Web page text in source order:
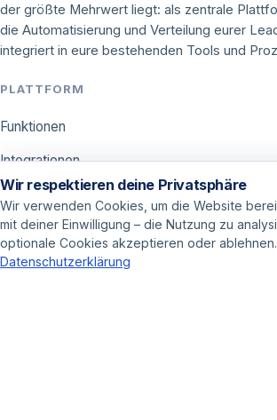
der größte Mehrwert liegt: als zentrale
die Automatisierung und Verteilung eurer
integriert in eure bestehenden Tools und
PLATTFORM
Funktionen
Integrationen
Preise
ANWENDUNGEN
Wir respektieren deine Privatsphäre
Wir verwenden Cookies, um die Website
mit deiner Einwilligung – die Nutzung zu
optionale Cookies akzeptieren oder ablehnen.
Datenschutzerklärung